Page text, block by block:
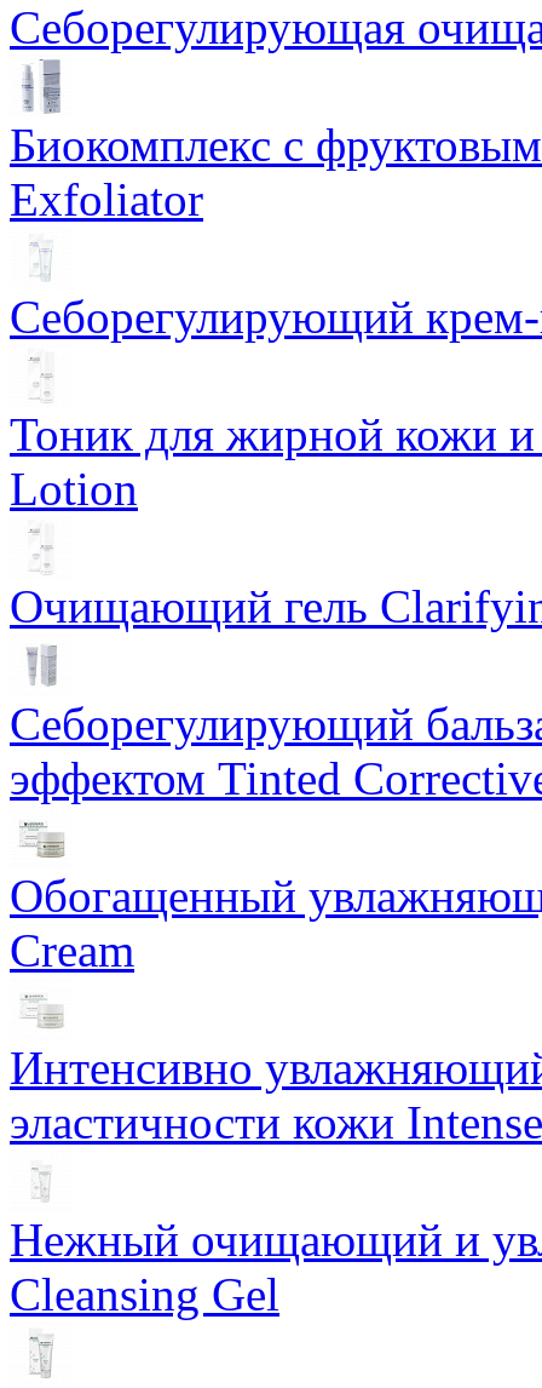
Себорегулирующая
Биокомплекс с
Exfoliator
Себорегулирующий
Тоник для жирной кожи
Lotion
Очищающий гель
Себорегулирующий
эффектом Tinted
Обогащенный
Cream
Интенсивно
эластичности кожи
Нежный очищающий и
Cleansing Gel